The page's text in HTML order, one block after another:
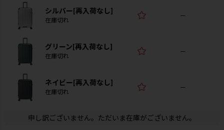
シルバー[再入荷なし]
在庫切れ
—
グリーン[再入荷なし]
在庫切れ
—
ネイビー[再入荷なし]
在庫切れ
—
申し訳ございません。ただいま在庫がございません。